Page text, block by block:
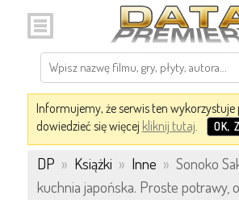
Informujemy, że serwis ten wykorzystuje
dowiedzieć się więcej kliknij tutaj. OK,
DP » Książki » Inne » Sonoko
kuchnia japońska. Proste potrawy,